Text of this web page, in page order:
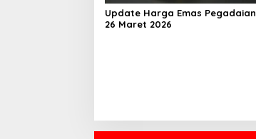
Update Harga Emas Pegadaian
26 Maret 2026